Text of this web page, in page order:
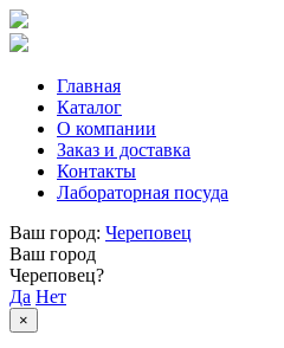
Главная
Каталог
О компании
Заказ и доставка
Контакты
Лабораторная посуда
Ваш город: Череповец
Ваш город
Череповец?
Да Нет
×